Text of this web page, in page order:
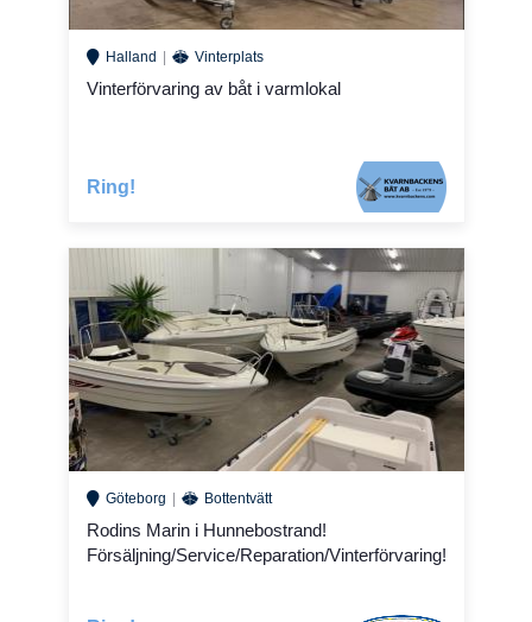
Halland Vinterplats
Vinterförvaring av båt i varmlokal
Ring!
Göteborg Bottentvätt
Rodins Marin i Hunnebostrand!
Försäljning/Service/Reparation/Vinterförvaring!